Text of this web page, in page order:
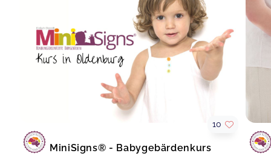
MiniSigns® - Babygebärdenkurs
10